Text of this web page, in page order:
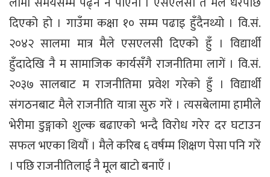
दिएको हो । गाउँमा कक्षा १० सम्म पढाइ हुँदैनथ्यो । वि.सं.
२०४२ सालमा मात्र मैले एसएलसी दिएको हुँ । विद्यार्थी
हुँदादेखि नै म सामाजिक कार्यसँगै राजनीतिमा लागें । वि.सं.
२०३७ सालबाट म राजनीतिमा प्रवेश गरेको हुँ । विद्यार्थी
संगठनबाट मैले राजनीति यात्रा सुरु गरें । त्यसबेलामा हामीले
भेरीमा डुङ्गाको शुल्क बढाएको भन्दै विरोध गरेर दर घटाउन
सफल भएका थियौं । मैले करिब ६ वर्षम्म शिक्षण पेसा पनि गरें
। पछि राजनीतिलाई नै मूल बाटो बनाएँ ।